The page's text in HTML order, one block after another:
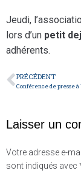
Jeudi,
lors d’un petit
adhérents.
PRÉCÉDENT
Laisser un
Votre adresse e-
sont indiqués avec